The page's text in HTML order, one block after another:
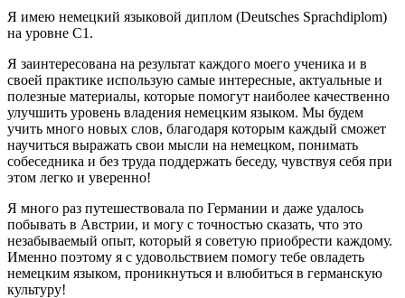
Я имею немецкий языковой диплом (Deutsches Sprachdiplom)
на уровне С1.
Я заинтересована на результат каждого моего ученика и в
своей практике использую самые интересные, актуальные и
полезные материалы, которые помогут наиболее качественно
улучшить уровень владения немецким языком. Мы будем
учить много новых слов, благодаря которым каждый сможет
научиться выражать свои мысли на немецком, понимать
собеседника и без труда поддержать беседу, чувствуя себя при
этом легко и уверенно!
Я много раз путешествовала по Германии и даже удалось
побывать в Австрии, и могу с точностью сказать, что это
незабываемый опыт, который я советую приобрести каждому.
Именно поэтому я с удовольствием помогу тебе овладеть
немецким языком, проникнуться и влюбиться в германскую
культуру!